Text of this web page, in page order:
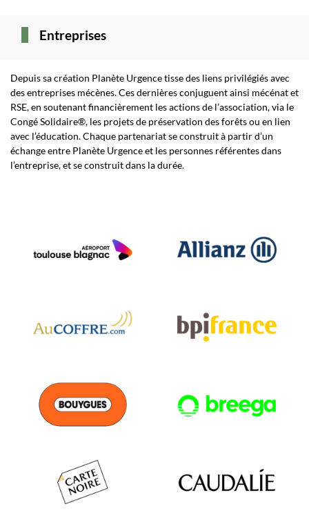
Entreprises
Depuis sa création Planète Urgence tisse des liens privilégiés avec
des entreprises mécènes. Ces dernières conjuguent ainsi mécénat et
RSE, en soutenant financièrement les actions de l’association, via le
Congé Solidaire®, les projets de préservation des forêts ou en lien
avec l’éducation. Chaque partenariat se construit à partir d’un
échange entre Planète Urgence et les personnes référentes dans
l’entreprise, et se construit dans la durée.